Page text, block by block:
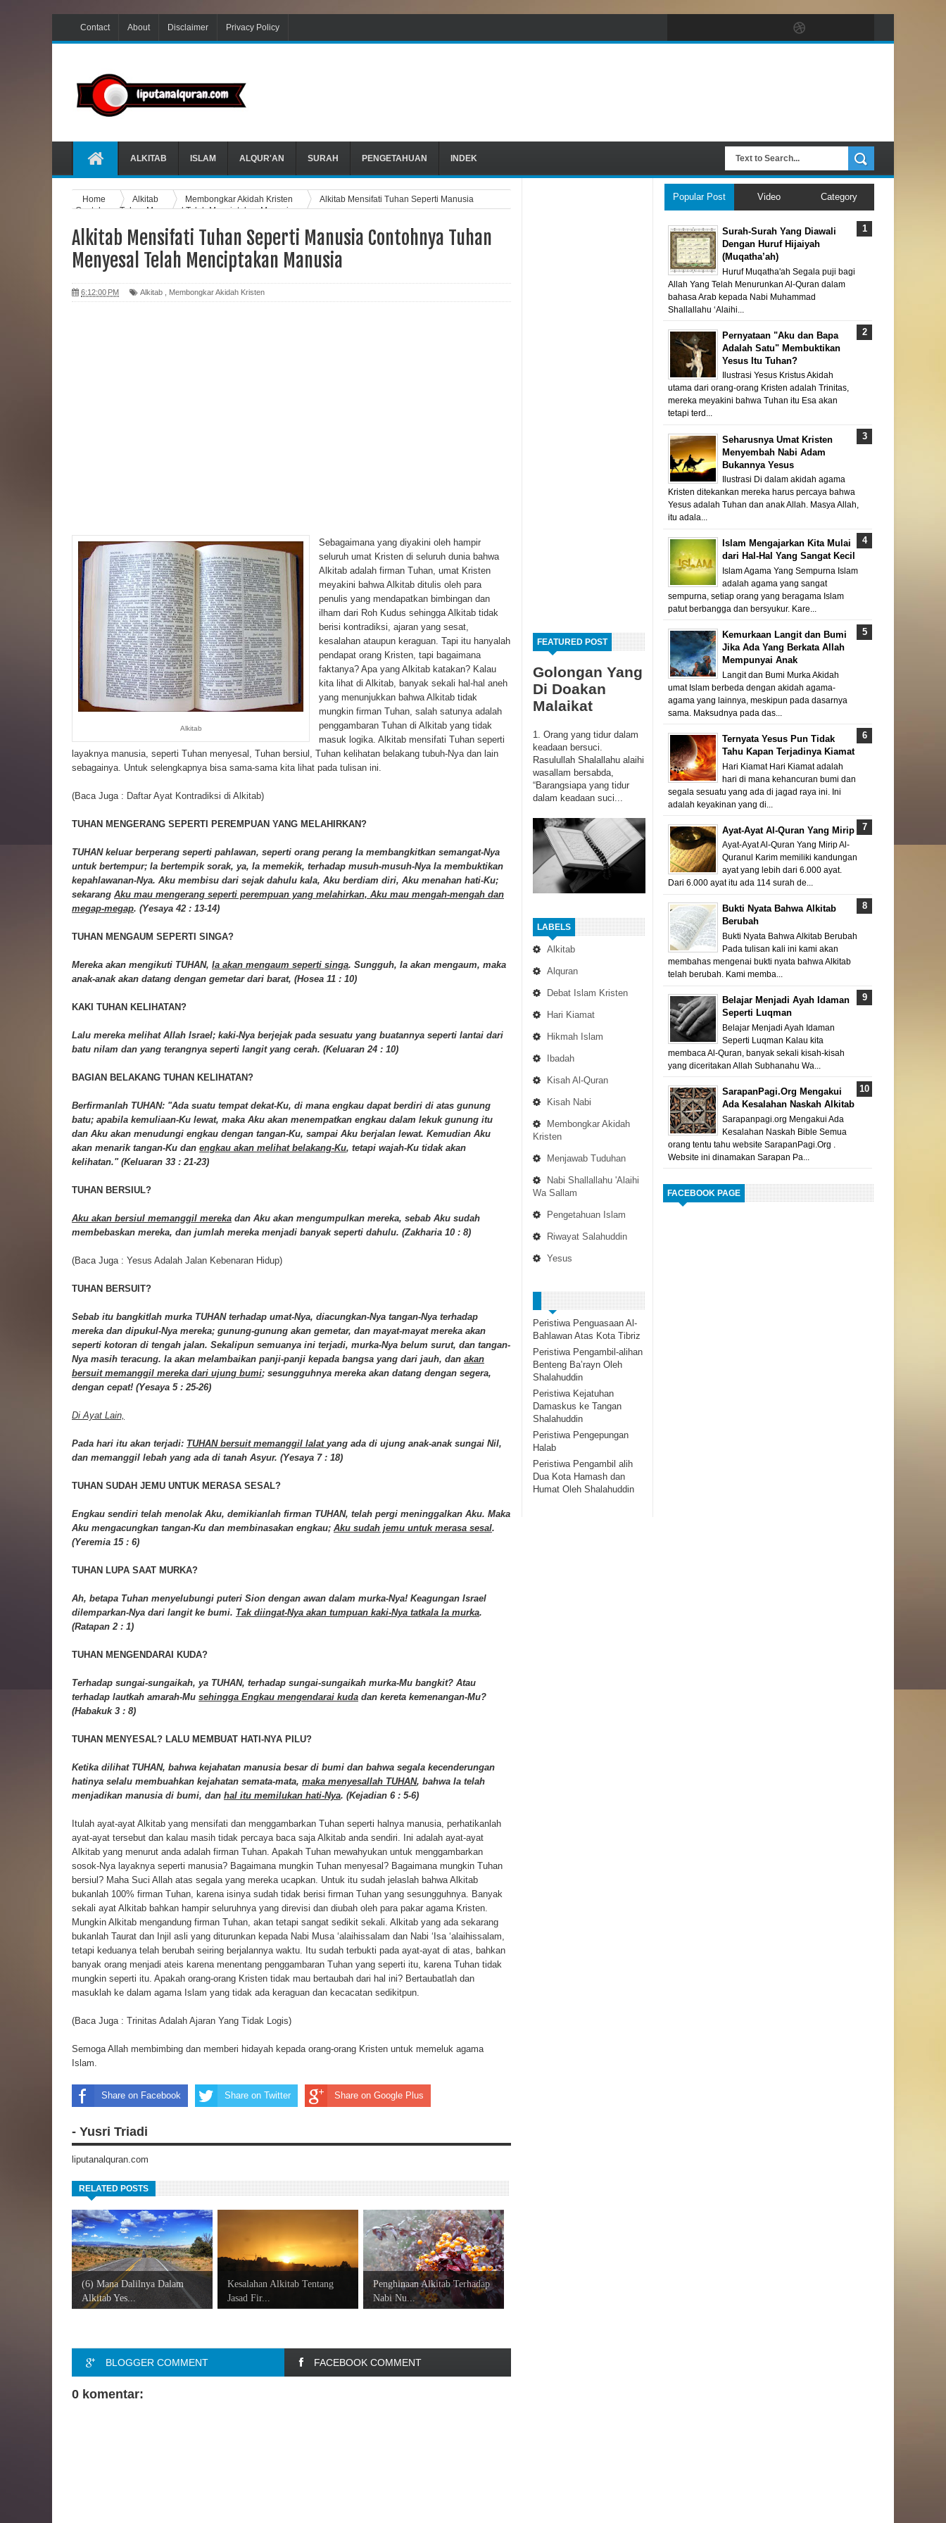
Contact About Disclaimer Privacy Policy
ALKITAB ISLAM ALQUR'AN SURAH PENGETAHUAN INDEK
FEATURED POST
Golongan Yang
Di Doakan
Malaikat
1. Orang yang tidur dalam
keadaan bersuci.
Rasulullah Shalallahu alaihi
wasallam bersabda,
“Barangsiapa yang tidur
dalam keadaan suci...
LABELS
Alkitab
Alquran
Debat Islam Kristen
Hari Kiamat
Hikmah Islam
Ibadah
Kisah Al-Quran
Kisah Nabi
Membongkar Akidah
Kristen
Menjawab Tuduhan
Nabi Shallallahu 'Alaihi
Wa Sallam
Pengetahuan Islam
Riwayat Salahuddin
Yesus
Peristiwa Penguasaan Al-
Bahlawan Atas Kota Tibriz
Peristiwa Pengambil-alihan
Benteng Ba’rayn Oleh
Shalahuddin
Peristiwa Kejatuhan
Damaskus ke Tangan
Shalahuddin
Peristiwa Pengepungan
Halab
Peristiwa Pengambil alih
Dua Kota Hamash dan
Humat Oleh Shalahuddin
Home Alkitab Membongkar Akidah Kristen
Alkitab Mensifati Tuhan Seperti Manusia
Contohnya Tuhan Menyesal Telah Menciptakan Manusia
Alkitab Mensifati Tuhan Seperti Manusia Contohnya Tuhan
Menyesal Telah Menciptakan Manusia
6:12:00 PM Alkitab Membongkar Akidah Kristen
Alkitab
Sebagaimana yang diyakini oleh hampir
seluruh umat Kristen di seluruh dunia bahwa
Alkitab adalah firman Tuhan, umat Kristen
meyakini bahwa Alkitab ditulis oleh para
penulis yang mendapatkan bimbingan dan
ilham dari Roh Kudus sehingga Alkitab tidak
berisi kontradiksi, ajaran yang sesat,
kesalahan ataupun keraguan. Tapi itu hanyalah
pendapat orang Kristen, tapi bagaimana
faktanya? Apa yang Alkitab katakan? Kalau
kita lihat di Alkitab, banyak sekali hal-hal aneh
yang menunjukkan bahwa Alkitab tidak
mungkin firman Tuhan, salah satunya adalah
penggambaran Tuhan di Alkitab yang tidak
masuk logika. Alkitab mensifati Tuhan seperti
layaknya manusia, seperti Tuhan menyesal, Tuhan bersiul, Tuhan kelihatan belakang tubuh-Nya dan lain
sebagainya. Untuk selengkapnya bisa sama-sama kita lihat pada tulisan ini.
(Baca Juga : Daftar Ayat Kontradiksi di Alkitab)
TUHAN MENGERANG SEPERTI PEREMPUAN YANG MELAHIRKAN?
TUHAN keluar berperang seperti pahlawan, seperti orang perang Ia membangkitkan semangat-Nya
untuk bertempur; Ia bertempik sorak, ya, Ia memekik, terhadap musuh-musuh-Nya Ia membuktikan
kepahlawanan-Nya. Aku membisu dari sejak dahulu kala, Aku berdiam diri, Aku menahan hati-Ku;
sekarang Aku mau mengerang seperti perempuan yang melahirkan, Aku mau mengah-mengah dan
megap-megap. (Yesaya 42 : 13-14)
TUHAN MENGAUM SEPERTI SINGA?
Mereka akan mengikuti TUHAN, Ia akan mengaum seperti singa. Sungguh, Ia akan mengaum, maka
anak-anak akan datang dengan gemetar dari barat, (Hosea 11 : 10)
KAKI TUHAN KELIHATAN?
Lalu mereka melihat Allah Israel; kaki-Nya berjejak pada sesuatu yang buatannya seperti lantai dari
batu nilam dan yang terangnya seperti langit yang cerah. (Keluaran 24 : 10)
BAGIAN BELAKANG TUHAN KELIHATAN?
Berfirmanlah TUHAN: "Ada suatu tempat dekat-Ku, di mana engkau dapat berdiri di atas gunung
batu; apabila kemuliaan-Ku lewat, maka Aku akan menempatkan engkau dalam lekuk gunung itu
dan Aku akan menudungi engkau dengan tangan-Ku, sampai Aku berjalan lewat. Kemudian Aku
akan menarik tangan-Ku dan engkau akan melihat belakang-Ku, tetapi wajah-Ku tidak akan
kelihatan." (Keluaran 33 : 21-23)
TUHAN BERSIUL?
Aku akan bersiul memanggil mereka dan Aku akan mengumpulkan mereka, sebab Aku sudah
membebaskan mereka, dan jumlah mereka menjadi banyak seperti dahulu. (Zakharia 10 : 8)
(Baca Juga : Yesus Adalah Jalan Kebenaran Hidup)
TUHAN BERSUIT?
Sebab itu bangkitlah murka TUHAN terhadap umat-Nya, diacungkan-Nya tangan-Nya terhadap
mereka dan dipukul-Nya mereka; gunung-gunung akan gemetar, dan mayat-mayat mereka akan
seperti kotoran di tengah jalan. Sekalipun semuanya ini terjadi, murka-Nya belum surut, dan tangan-
Nya masih teracung. Ia akan melambaikan panji-panji kepada bangsa yang dari jauh, dan akan
bersuit memanggil mereka dari ujung bumi; sesungguhnya mereka akan datang dengan segera,
dengan cepat! (Yesaya 5 : 25-26)
Di Ayat Lain,
Pada hari itu akan terjadi: TUHAN bersuit memanggil lalat yang ada di ujung anak-anak sungai Nil,
dan memanggil lebah yang ada di tanah Asyur. (Yesaya 7 : 18)
TUHAN SUDAH JEMU UNTUK MERASA SESAL?
Engkau sendiri telah menolak Aku, demikianlah firman TUHAN, telah pergi meninggalkan Aku. Maka
Aku mengacungkan tangan-Ku dan membinasakan engkau; Aku sudah jemu untuk merasa sesal.
(Yeremia 15 : 6)
TUHAN LUPA SAAT MURKA?
Ah, betapa Tuhan menyelubungi puteri Sion dengan awan dalam murka-Nya! Keagungan Israel
dilemparkan-Nya dari langit ke bumi. Tak diingat-Nya akan tumpuan kaki-Nya tatkala Ia murka.
(Ratapan 2 : 1)
TUHAN MENGENDARAI KUDA?
Terhadap sungai-sungaikah, ya TUHAN, terhadap sungai-sungaikah murka-Mu bangkit? Atau
terhadap lautkah amarah-Mu sehingga Engkau mengendarai kuda dan kereta kemenangan-Mu?
(Habakuk 3 : 8)
TUHAN MENYESAL? LALU MEMBUAT HATI-NYA PILU?
Ketika dilihat TUHAN, bahwa kejahatan manusia besar di bumi dan bahwa segala kecenderungan
hatinya selalu membuahkan kejahatan semata-mata, maka menyesallah TUHAN, bahwa Ia telah
menjadikan manusia di bumi, dan hal itu memilukan hati-Nya. (Kejadian 6 : 5-6)
Itulah ayat-ayat Alkitab yang mensifati dan menggambarkan Tuhan seperti halnya manusia, perhatikanlah
ayat-ayat tersebut dan kalau masih tidak percaya baca saja Alkitab anda sendiri. Ini adalah ayat-ayat
Alkitab yang menurut anda adalah firman Tuhan. Apakah Tuhan mewahyukan untuk menggambarkan
sosok-Nya layaknya seperti manusia? Bagaimana mungkin Tuhan menyesal? Bagaimana mungkin Tuhan
bersiul? Maha Suci Allah atas segala yang mereka ucapkan. Untuk itu sudah jelaslah bahwa Alkitab
bukanlah 100% firman Tuhan, karena isinya sudah tidak berisi firman Tuhan yang sesungguhnya. Banyak
sekali ayat Alkitab bahkan hampir seluruhnya yang direvisi dan diubah oleh para pakar agama Kristen.
Mungkin Alkitab mengandung firman Tuhan, akan tetapi sangat sedikit sekali. Alkitab yang ada sekarang
bukanlah Taurat dan Injil asli yang diturunkan kepada Nabi Musa ‘alaihissalam dan Nabi ‘Isa ‘alaihissalam,
tetapi keduanya telah berubah seiring berjalannya waktu. Itu sudah terbukti pada ayat-ayat di atas, bahkan
banyak orang menjadi ateis karena menentang penggambaran Tuhan yang seperti itu, karena Tuhan tidak
mungkin seperti itu. Apakah orang-orang Kristen tidak mau bertaubah dari hal ini? Bertaubatlah dan
masuklah ke dalam agama Islam yang tidak ada keraguan dan kecacatan sedikitpun.
(Baca Juga : Trinitas Adalah Ajaran Yang Tidak Logis)
Semoga Allah membimbing dan memberi hidayah kepada orang-orang Kristen untuk memeluk agama
Islam.
Share on Facebook Share on Twitter Share on Google Plus
- Yusri Triadi
liputanalquran.com
RELATED POSTS
(6) Mana Dalilnya Dalam
Alkitab Yes...
Kesalahan Alkitab Tentang
Jasad Fir...
Penghinaan Alkitab Terhadap
Nabi Nu...
BLOGGER COMMENT FACEBOOK COMMENT
0 komentar:
Popular Post Video Category
Surah-Surah Yang Diawali
Dengan Huruf Hijaiyah
(Muqatha’ah)
Huruf Muqatha'ah Segala puji bagi
Allah Yang Telah Menurunkan Al-Quran dalam
bahasa Arab kepada Nabi Muhammad
Shallallahu ‘Alaihi...
Pernyataan "Aku dan Bapa
Adalah Satu" Membuktikan
Yesus Itu Tuhan?
Ilustrasi Yesus Kristus Akidah
utama dari orang-orang Kristen adalah Trinitas,
mereka meyakini bahwa Tuhan itu Esa akan
tetapi terd...
Seharusnya Umat Kristen
Menyembah Nabi Adam
Bukannya Yesus
Ilustrasi Di dalam akidah agama
Kristen ditekankan mereka harus percaya bahwa
Yesus adalah Tuhan dan anak Allah. Masya Allah,
itu adala...
Islam Mengajarkan Kita Mulai
dari Hal-Hal Yang Sangat Kecil
Islam Agama Yang Sempurna Islam
adalah agama yang sangat
sempurna, setiap orang yang beragama Islam
patut berbangga dan bersyukur. Kare...
Kemurkaan Langit dan Bumi
Jika Ada Yang Berkata Allah
Mempunyai Anak
Langit dan Bumi Murka Akidah
umat Islam berbeda dengan akidah agama-
agama yang lainnya, meskipun pada dasarnya
sama. Maksudnya pada das...
Ternyata Yesus Pun Tidak
Tahu Kapan Terjadinya Kiamat
Hari Kiamat Hari Kiamat adalah
hari di mana kehancuran bumi dan
segala sesuatu yang ada di jagad raya ini. Ini
adalah keyakinan yang di...
Ayat-Ayat Al-Quran Yang Mirip
Ayat-Ayat Al-Quran Yang Mirip Al-
Quranul Karim memiliki kandungan
ayat yang lebih dari 6.000 ayat.
Dari 6.000 ayat itu ada 114 surah de...
Bukti Nyata Bahwa Alkitab
Berubah
Bukti Nyata Bahwa Alkitab Berubah
Pada tulisan kali ini kami akan
membahas mengenai bukti nyata bahwa Alkitab
telah berubah. Kami memba...
Belajar Menjadi Ayah Idaman
Seperti Luqman
Belajar Menjadi Ayah Idaman
Seperti Luqman Kalau kita
membaca Al-Quran, banyak sekali kisah-kisah
yang diceritakan Allah Subhanahu Wa...
SarapanPagi.Org Mengakui
Ada Kesalahan Naskah Alkitab
Sarapanpagi.org Mengakui Ada
Kesalahan Naskah Bible Semua
orang tentu tahu website SarapanPagi.Org .
Website ini dinamakan Sarapan Pa...
FACEBOOK PAGE